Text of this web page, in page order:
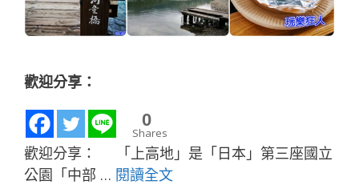
歡迎分享：
0
Shares
歡迎分享： 「上高地」是「日本」第三座國立
公園「中部 … 閱讀全文